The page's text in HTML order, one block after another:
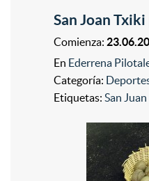
San Joan
Comienza:
En Ederrena
Categoría:
Etiquetas: San Juan